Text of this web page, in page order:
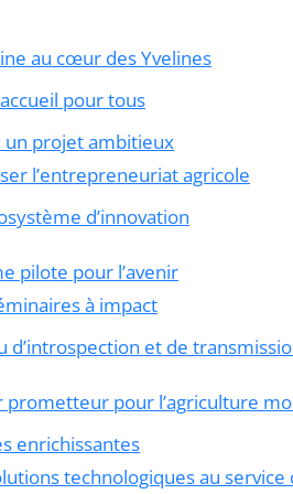
au cœur des Yvelines
pour tous
un projet ambitieux
l’entrepreneuriat agricole
d’innovation
pilote pour l’avenir
à impact
d’introspection et de
prometteur pour l’agriculture
enrichissantes
technologiques au service